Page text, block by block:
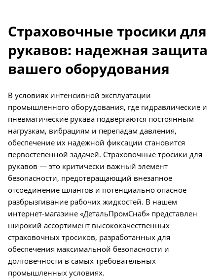
Страховочные тросики для
рукавов: надежная защита
вашего оборудования
В условиях интенсивной эксплуатации
промышленного оборудования, где гидравлические и
пневматические рукава подвергаются постоянным
нагрузкам, вибрациям и перепадам давления,
обеспечение их надежной фиксации становится
первостепенной задачей. Страховочные тросики для
рукавов — это критически важный элемент
безопасности, предотвращающий внезапное
отсоединение шлангов и потенциально опасное
разбрызгивание рабочих жидкостей. В нашем
интернет-магазине «ДетальПромСнаб» представлен
широкий ассортимент высококачественных
страховочных тросиков, разработанных для
обеспечения максимальной безопасности и
долговечности в самых требовательных
промышленных условиях.